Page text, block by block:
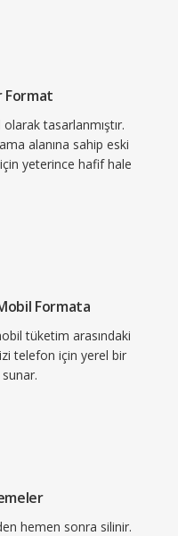
sabit görüntü
üreticileri
3G
3GP medyasını
Modern
gelişmiş
önemini
Format
tasarlanmıştır.
alanına sahip eski
yeterince hafif hale
Formata
tüketim arasındaki
telefon için yerel bir
sunar.
hemen sonra silinir.